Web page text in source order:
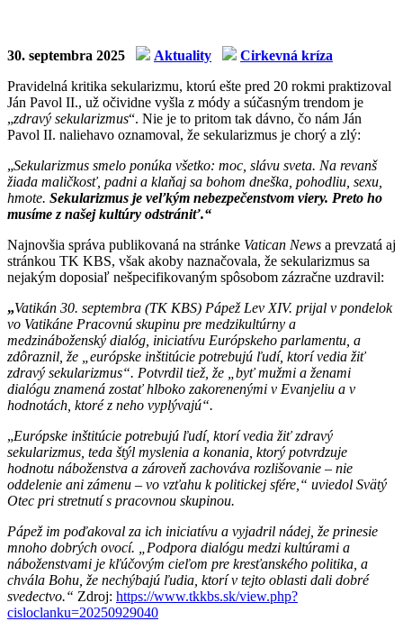
30. septembra 2025 Aktuality
Cirkevná kríza
Pravidelná kritika sekularizmu, ktorú ešte pred 20 rokmi praktizoval
Ján Pavol II., už očividne vyšla z módy a súčasným trendom je
„zdravý sekularizmus“. Nie je to pritom tak dávno, čo nám Ján
Pavol II. naliehavo oznamoval, že sekularizmus je chorý a zlý:
„Sekularizmus smelo ponúka všetko: moc, slávu sveta. Na revanš
žiada maličkosť, padni a klaňaj sa bohom dneška, pohodliu, sexu,
hmote. Sekularizmus je veľkým nebezpečenstvom viery. Preto ho
musíme z našej kultúry odstrániť.“
Najnovšia správa publikovaná na stránke Vatican News a prevzatá aj
stránkou TK KBS, však akoby naznačovala, že sekularizmus sa
nejakým doposiaľ nešpecifikovaným spôsobom zázračne uzdravil:
„Vatikán 30. septembra (TK KBS) Pápež Lev XIV. prijal v pondelok
vo Vatikáne Pracovnú skupinu pre medzikultúrny a
medzináboženský dialóg, iniciatívu Európskeho parlamentu, a
zdôraznil, že „európske inštitúcie potrebujú ľudí, ktorí vedia žiť
zdravý sekularizmus“. Potvrdil tiež, že „byť mužmi a ženami
dialógu znamená zostať hlboko zakorenenými v Evanjeliu a v
hodnotách, ktoré z neho vyplývajú“.
„Európske inštitúcie potrebujú ľudí, ktorí vedia žiť zdravý
sekularizmus, teda štýl myslenia a konania, ktorý potvrdzuje
hodnotu náboženstva a zároveň zachováva rozlišovanie – nie
oddelenie ani zámenu – vo vzťahu k politickej sfére,“ uviedol Svätý
Otec pri stretnutí s pracovnou skupinou.
Pápež im poďakoval za ich iniciatívu a vyjadril nádej, že prinesie
mnoho dobrých ovocí. „Podpora dialógu medzi kultúrami a
náboženstvami je kľúčovým cieľom pre kresťanského politika, a
chvála Bohu, že nechýbajú ľudia, ktorí v tejto oblasti dali dobré
svedectvo.“ Zdroj: https://www.tkkbs.sk/view.php?
cisloclanku=20250929040